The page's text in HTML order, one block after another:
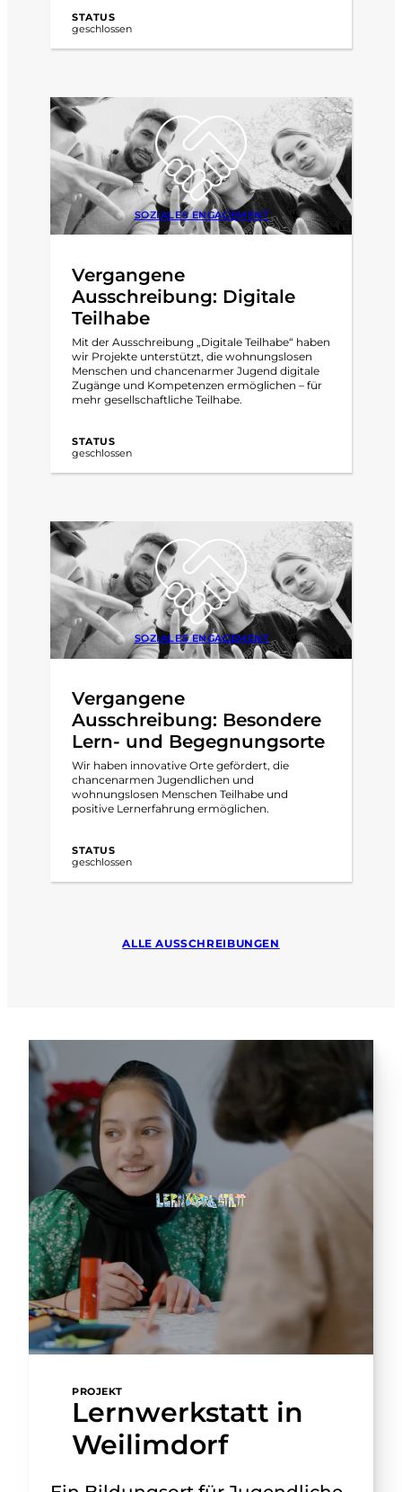
STATUS
geschlossen
SOZIALES ENGAGEMENT
Vergangene
Ausschreibung: Digitale
Teilhabe
Mit der Ausschreibung „Digitale Teilhabe“ haben
wir Projekte unterstützt, die wohnungslosen
Menschen und chancenarmer Jugend digitale
Zugänge und Kompetenzen ermöglichen – für
mehr gesellschaftliche Teilhabe.
STATUS
geschlossen
SOZIALES ENGAGEMENT
Vergangene
Ausschreibung: Besondere
Lern- und Begegnungsorte
Wir haben innovative Orte gefördert, die
chancenarmen Jugendlichen und
wohnungslosen Menschen Teilhabe und
positive Lernerfahrung ermöglichen.
STATUS
geschlossen
ALLE AUSSCHREIBUNGEN
PROJEKT
Lernwerkstatt in
Weilimdorf